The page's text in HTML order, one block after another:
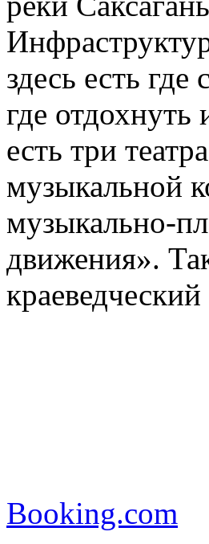
здесь есть
где отдохнуть
есть три
музыкальной
музыкально-
движения».
Booking.com